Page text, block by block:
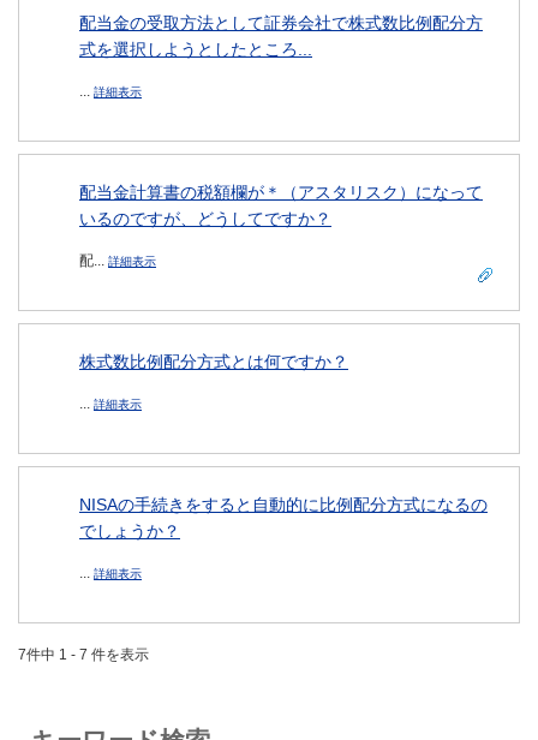
配当金の受取方法として証券会社で株式数比例配分方
式を選択しようとしたところ...
... 詳細表示
配当金計算書の税額欄が＊（アスタリスク）になって
いるのですが、どうしてですか？
配... 詳細表示
株式数比例配分方式とは何ですか？
... 詳細表示
NISAの手続きをすると自動的に比例配分方式になるの
でしょうか？
... 詳細表示
7件中 1 - 7 件を表示